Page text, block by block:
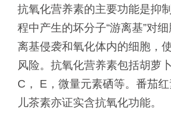
抗氧化营养素的主要功能是抑
程中产生的坏分子“游离基”对
离基侵袭和氧化体内的细胞，
风险。抗氧化营养素包括胡萝
C， E，微量元素硒等。番茄
儿茶素亦证实含抗氧化功能。